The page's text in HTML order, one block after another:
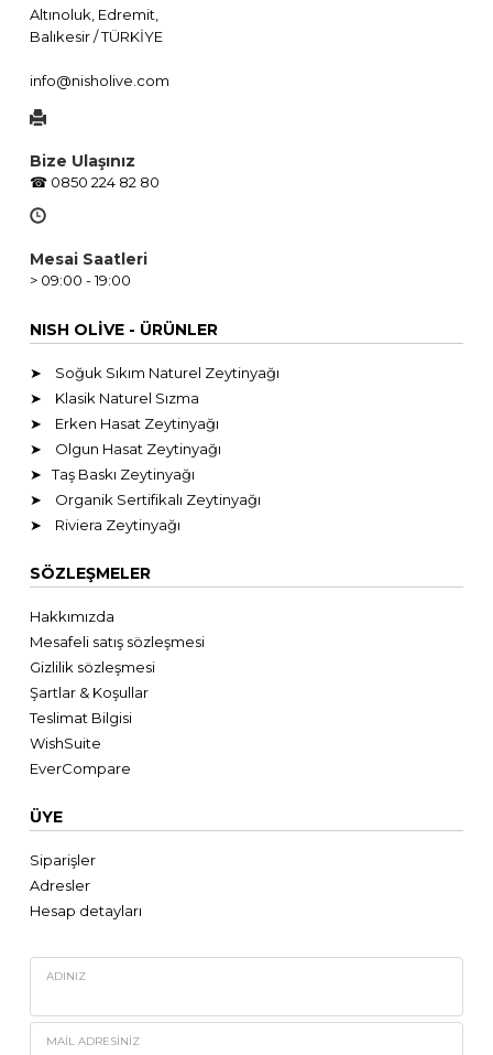
Altınoluk, Edremit,
Balıkesir / TÜRKİYE
info@nisholive.com
Bize Ulaşınız
☎ 0850 224 82 80
Mesai Saatleri
> 09:00 - 19:00
NISH OLİVE - ÜRÜNLER
➤ Soğuk Sıkım Naturel Zeytinyağı
➤ Klasik Naturel Sızma
➤ Erken Hasat Zeytinyağı
➤ Olgun Hasat Zeytinyağı
➤ Taş Baskı Zeytinyağı
➤ Organik Sertifikalı Zeytinyağı
➤ Riviera Zeytinyağı
SÖZLEŞMELER
Hakkımızda
Mesafeli satış sözleşmesi
Gizlilik sözleşmesi
Şartlar & Koşullar
Teslimat Bilgisi
WishSuite
EverCompare
ÜYE
Siparişler
Adresler
Hesap detayları
ADINIZ
MAIL ADRESINIZ